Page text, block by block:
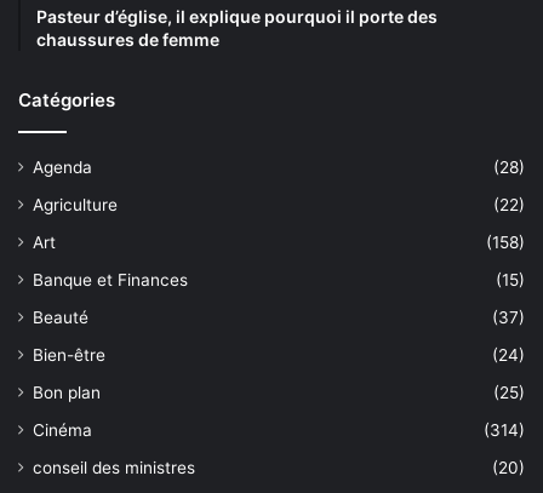
Pasteur d’église, il explique pourquoi il porte des
chaussures de femme
Catégories
Agenda
(28)
Agriculture
(22)
Art
(158)
Banque et Finances
(15)
Beauté
(37)
Bien-être
(24)
Bon plan
(25)
Cinéma
(314)
conseil des ministres
(20)